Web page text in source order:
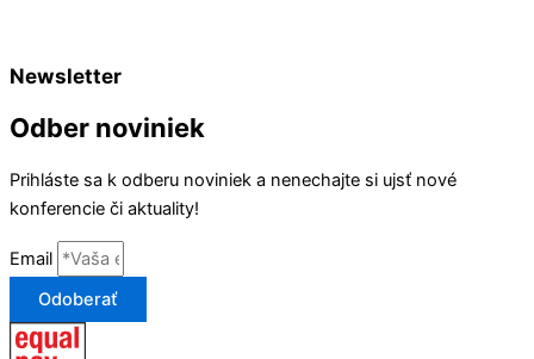
Newsletter
Odber noviniek
Prihláste sa k odberu noviniek a nenechajte si ujsť nové
konferencie či aktuality!
Email
Odoberať